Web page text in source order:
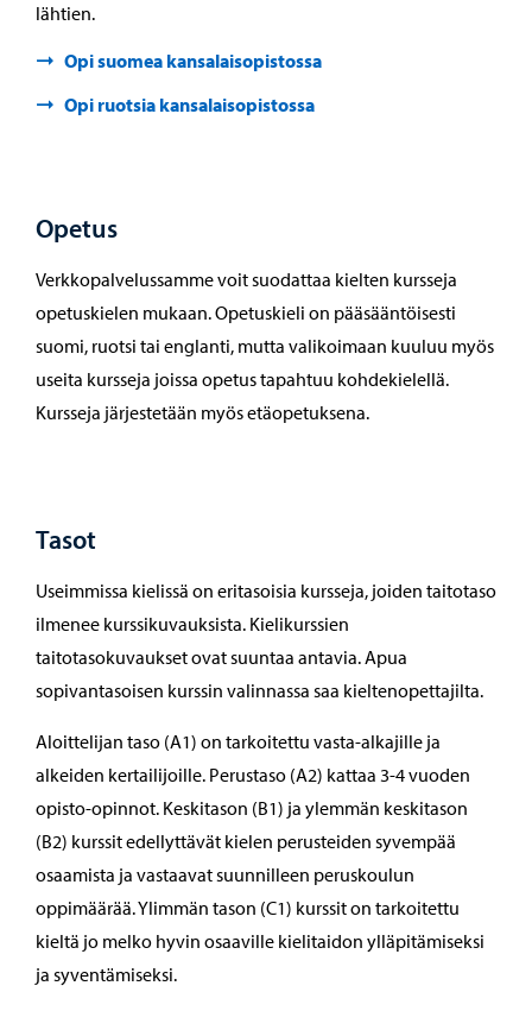
lähtien.
Opi suomea kansalaisopistossa
Opi ruotsia kansalaisopistossa
Opetus
Verkkopalvelussamme voit suodattaa kielten kursseja
opetuskielen mukaan. Opetuskieli on pääsääntöisesti
suomi, ruotsi tai englanti, mutta valikoimaan kuuluu myös
useita kursseja joissa opetus tapahtuu kohdekielellä.
Kursseja järjestetään myös etäopetuksena.
Tasot
Useimmissa kielissä on eritasoisia kursseja, joiden taitotaso
ilmenee kurssikuvauksista. Kielikurssien
taitotasokuvaukset ovat suuntaa antavia. Apua
sopivantasoisen kurssin valinnassa saa kieltenopettajilta.
Aloittelijan taso (A1) on tarkoitettu vasta-alkajille ja
alkeiden kertailijoille. Perustaso (A2) kattaa 3-4 vuoden
opisto-opinnot. Keskitason (B1) ja ylemmän keskitason
(B2) kurssit edellyttävät kielen perusteiden syvempää
osaamista ja vastaavat suunnilleen peruskoulun
oppimäärää. Ylimmän tason (C1) kurssit on tarkoitettu
kieltä jo melko hyvin osaaville kielitaidon ylläpitämiseksi
ja syventämiseksi.